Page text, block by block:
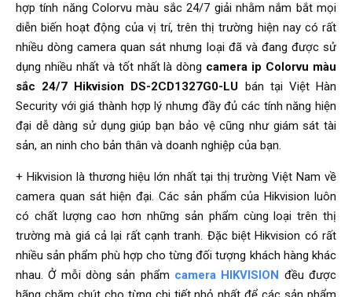
hợp tính năng Colorvu màu sắc 24/7 giải nhằm nắm bắt mọi
diễn biến hoạt động của vị trí, trên thị trường hiện nay có rất
nhiều dòng camera quan sát nhưng loại đã và đang được sử
dụng nhiều nhất và tốt nhất là dòng camera ip Colorvu màu
sắc 24/7 Hikvision DS-2CD1327G0-LU bán tại Việt Hàn
Security với giá thành hợp lý nhưng đầy đủ các tính năng hiện
đại dễ dàng sử dụng giúp bạn bảo vệ cũng như giám sát tài
sản, an ninh cho bản thân và doanh nghiệp của bạn.
+ Hikvision là thương hiệu lớn nhất tại thị trường Việt Nam về
camera quan sát hiện đại. Các sản phẩm của Hikvision luôn
có chất lượng cao hơn những sản phẩm cùng loại trên thị
trường mà giá cả lại rất cạnh tranh. Đặc biệt Hikvision có rất
nhiều sản phẩm phù hợp cho từng đối tượng khách hàng khác
nhau. Ở mỗi dòng sản phẩm camera HIKVISION đều được